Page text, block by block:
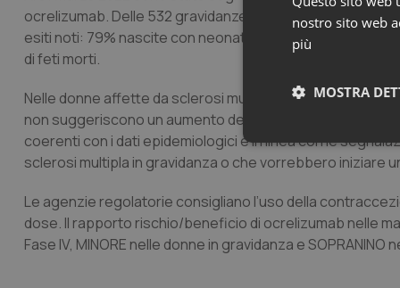
ocrelizumab. Delle 532 gravidanze con esposizione in
esiti noti: 79% nascite con neonati vivi; 1% gravidanze
di feti morti.
Nelle donne affette da sclerosi multipla e trattate con
non suggeriscono un aumento del rischio di parto
coerenti con i dati epidemiologici e in linea con le
sclerosi multipla in gravidanza o che vorrebbero iniziare
Le agenzie regolatorie consigliano l’uso della
dose. Il rapporto rischio/beneficio di ocrelizumab nelle
Fase IV, MINORE nelle donne in gravidanza e
nostro sito web
più
MOSTRA